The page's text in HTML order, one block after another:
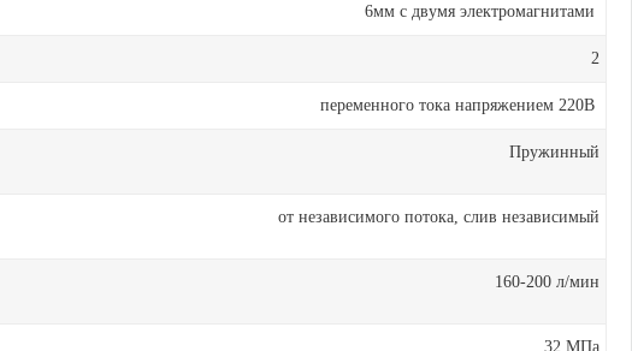
6мм с двумя электромагнитами
2
переменного тока напряжением 220В
Пружинный
от независимого потока, слив независимый
160-200 л/мин
32 МПа